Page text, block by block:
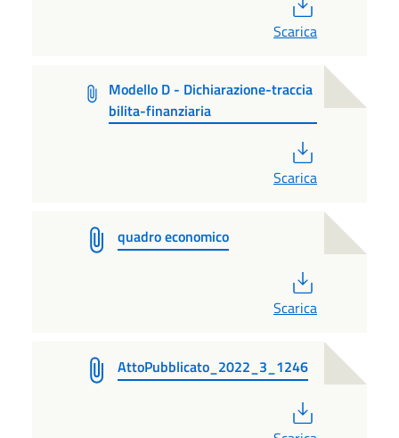
Scarica
Modello D - Dichiarazione-traccia
bilita-finanziaria
Scarica
quadro economico
Scarica
AttoPubblicato_2022_3_1246